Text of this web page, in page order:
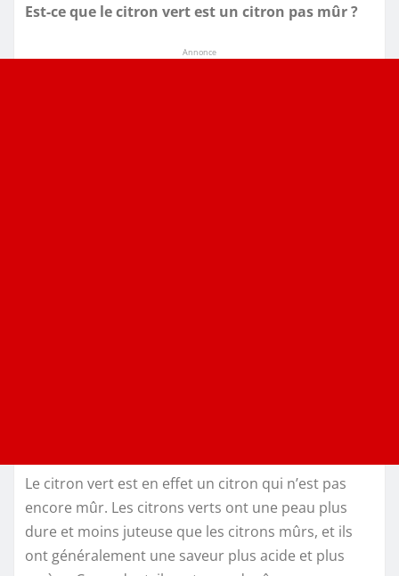
Est-ce que le citron vert est un citron pas mûr ?
Annonce
Le citron vert est en effet un citron qui n’est pas
encore mûr. Les citrons verts ont une peau plus
dure et moins juteuse que les citrons mûrs, et ils
ont généralement une saveur plus acide et plus